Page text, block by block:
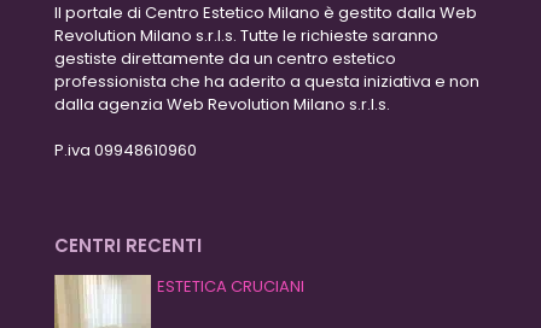
Il portale di Centro Estetico Milano è gestito dalla Web
Revolution Milano s.r.l.s. Tutte le richieste saranno
gestiste direttamente da un centro estetico
professionista che ha aderito a questa iniziativa e non
dalla agenzia Web Revolution Milano s.r.l.s.
P.iva 09948610960
CENTRI RECENTI
ESTETICA CRUCIANI